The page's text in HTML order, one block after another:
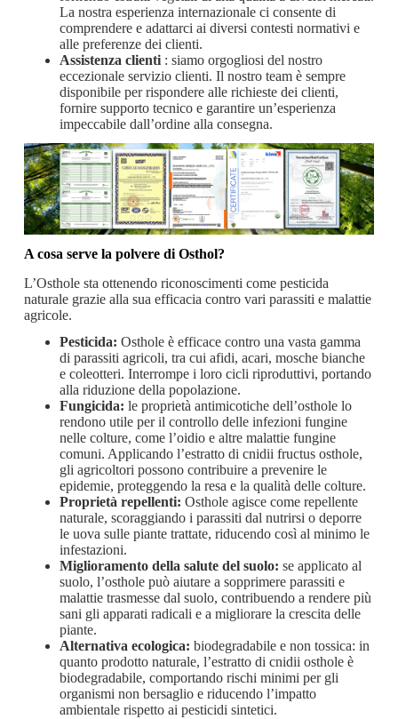
La nostra esperienza internazionale ci consente di
comprendere e adattarci ai diversi contesti normativi e
alle preferenze dei clienti.
Assistenza clienti: siamo orgogliosi del nostro
eccezionale servizio clienti. Il nostro team è sempre
disponibile per rispondere alle richieste dei clienti,
fornire supporto tecnico e garantire un’esperienza
impeccabile dall’ordine alla consegna.
A cosa serve la polvere di Osthol?
L’Osthole sta ottenendo riconoscimenti come pesticida
naturale grazie alla sua efficacia contro vari parassiti e malattie
agricole.
Pesticida: Osthole è efficace contro una vasta gamma
di parassiti agricoli, tra cui afidi, acari, mosche bianche
e coleotteri. Interrompe i loro cicli riproduttivi, portando
alla riduzione della popolazione.
Fungicida: le proprietà antimicotiche dell’osthole lo
rendono utile per il controllo delle infezioni fungine
nelle colture, come l’oidio e altre malattie fungine
comuni. Applicando l’estratto di cnidii fructus osthole,
gli agricoltori possono contribuire a prevenire le
epidemie, proteggendo la resa e la qualità delle colture.
Proprietà repellenti: Osthole agisce come repellente
naturale, scoraggiando i parassiti dal nutrirsi o deporre
le uova sulle piante trattate, riducendo così al minimo le
infestazioni.
Miglioramento della salute del suolo: se applicato al
suolo, l’osthole può aiutare a sopprimere parassiti e
malattie trasmesse dal suolo, contribuendo a rendere più
sani gli apparati radicali e a migliorare la crescita delle
piante.
Alternativa ecologica: biodegradabile e non tossica: in
quanto prodotto naturale, l’estratto di cnidii osthole è
biodegradabile, comportando rischi minimi per gli
organismi non bersaglio e riducendo l’impatto
ambientale rispetto ai pesticidi sintetici.